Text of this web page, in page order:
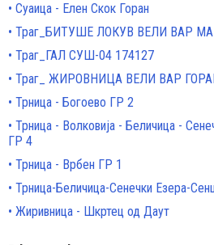
Суаица - Елен Скок Горан
Траг_БИТУШЕ ЛОКУВ ВЕЛИ ВАР
Траг_ГАЛ СУШ-04 174127
Траг_ ЖИРОВНИЦА ВЕЛИ ВАР
Трница - Богоево ГР 2
Трница - Волковија - Беличица -
ГР 4
Трница - Врбен ГР 1
Трница-Беличица-Сенечки Езера-
Жиривница - Шкртец од Даут